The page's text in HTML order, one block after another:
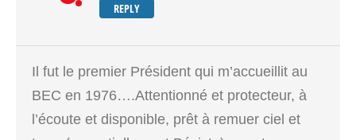
REPLY
Il fut le premier Président qui m’accueillit au
BEC en 1976….Attentionné et protecteur, à
l’écoute et disponible, prêt à remuer ciel et